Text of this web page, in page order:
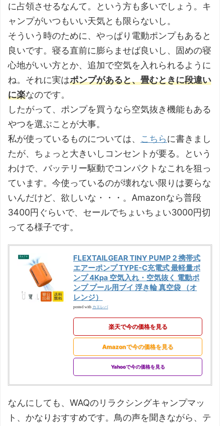
に占領させるなんて。という方も多いでしょう。キ
ャンプがいつもいい天気とも限らないし。
そういう時のために、やっぱり電動ポンプもあると
良いです。寝る直前に膨らませば良いし、固めの寝
心地がいい方とか、追加で空気を入れられるように
ね。それに実はポンプがあると、畳むときに段違い
に楽なのです。
したがって、ポンプを買うなら空気抜き機能もある
やつを選ぶことが大事。
私が使っているものについては、 こちらに書きまし
たが、ちょっと大きいしコンセントが要る。という
わけで、バッテリー駆動でコンパクトなこれを狙っ
ています。今使っているのが壊れない限りは要らな
いんだけど、欲しいな・・・。Amazonなら普段
3400円ぐらいで、セールでちょいちょい3000円切
ってる様子です。
FLEXTAILGEAR TINY PUMP 2 携帯式
エアーポンプ TYPE-C充電式 最軽量ポ
ンプ 4Kpa 空気入れ・空気抜く 電動ポ
ンプ プール用ブイ 浮き輪 真空袋 （オ
レンジ）
posted with カエレバ
楽天で今の価格を見る
Amazonで今の価格を見る
Yahooで今の価格を見る
なんにしても、WAQのリラクシングキャンプマッ
ト、かなりおすすめです。鳥の声を聞きながら、テ